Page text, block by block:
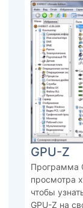
GPU-Z
Программа
просмотра
чтобы
GPU-Z на